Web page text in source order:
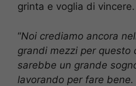
grinta e voglia di vincere.
“Noi crediamo ancora
grandi mezzi per questo
sarebbe un grande
lavorando per fare